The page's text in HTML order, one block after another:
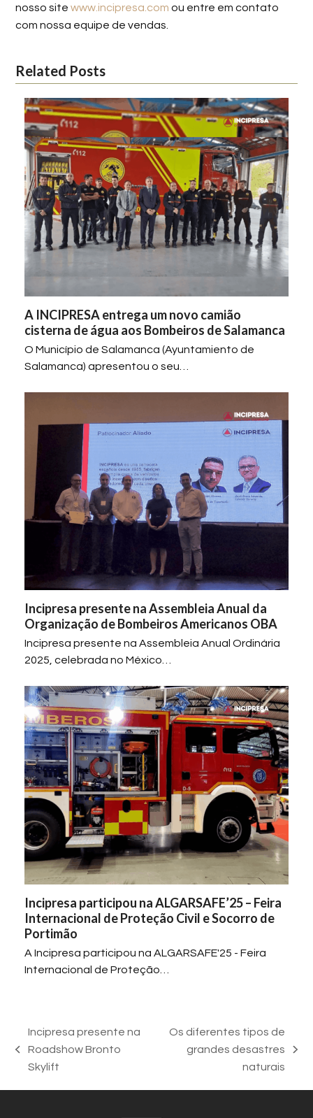
nosso sitewww.incipresa.com ou entre em contato
com nossa equipe de vendas.
Related Posts
A INCIPRESA entrega um novo camião
cisterna de água aos Bombeiros de Salamanca
O Município de Salamanca (Ayuntamiento de
Salamanca) apresentou o seu…
Incipresa presente na Assembleia Anual da
Organização de Bombeiros Americanos OBA
Incipresa presente na Assembleia Anual Ordinária
2025, celebrada no México…
Incipresa participou na ALGARSAFE’25 – Feira
Internacional de Proteção Civil e Socorro de
Portimão
A Incipresa participou na ALGARSAFE'25 - Feira
Internacional de Proteção…
previous
Incipresa presente na
Roadshow Bronto
Skylift
Os diferentes tipos de
grandes desastres
naturais